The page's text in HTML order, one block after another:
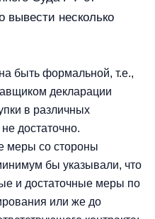
несколько
быть формальной, т.е.,
декларации
в различных
достаточно.
меры со стороны
бы указывали, что
и достаточные меры по
или же до